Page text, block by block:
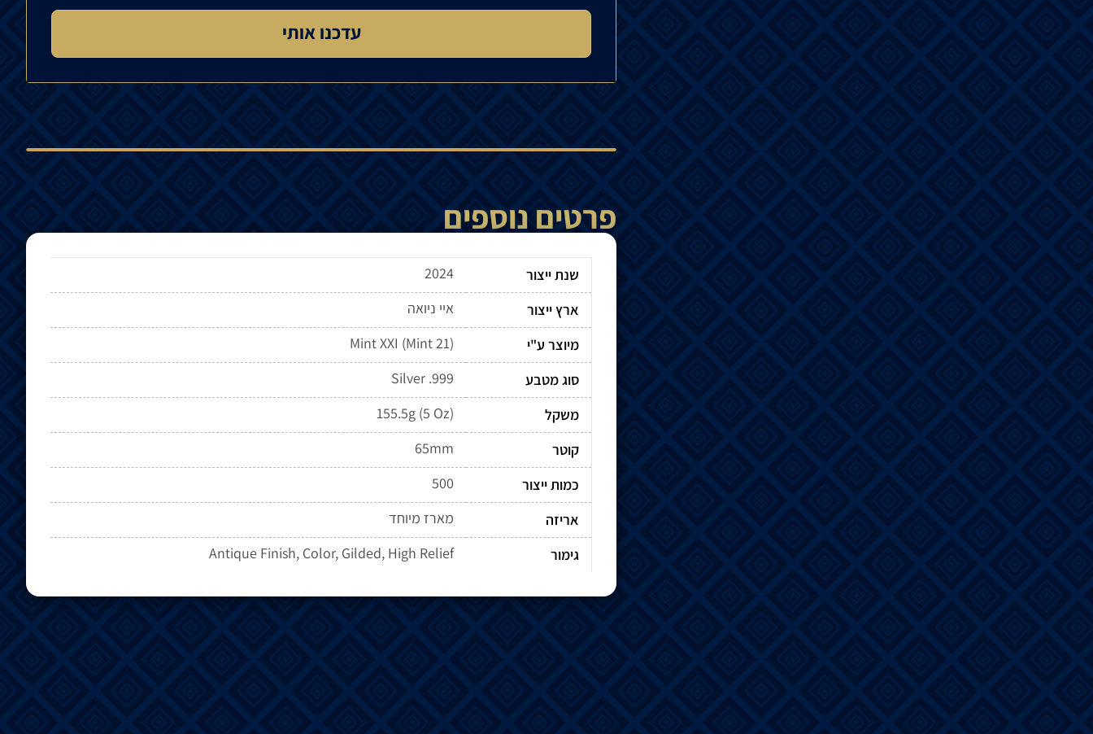
פרטים נוספים
שנת ייצור
2024
ארץ ייצור
איי ניואה
מיוצר ע"י
סוג מטבע
Silver .999
משקל
155.5g (5 Oz)
קוטר
65mm
כמות ייצור
500
אריזה
מארז מיוחד
גימור
Antique Finish, Color, Gilded, High Relief